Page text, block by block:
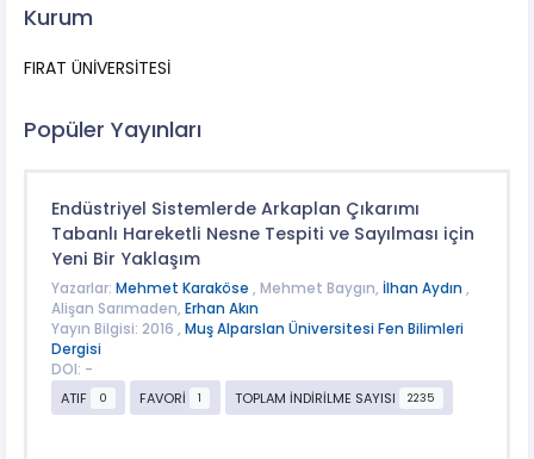
Kurum
FIRAT ÜNİVERSİTESİ
Popüler Yayınları
Endüstriyel Sistemlerde Arkaplan Çıkarımı
Tabanlı Hareketli Nesne Tespiti ve Sayılması için
Yeni Bir Yaklaşım
Yazarlar: Mehmet Karaköse , Mehmet Baygın, İlhan Aydın ,
Alişan Sarımaden, Erhan Akın
Yayın Bilgisi: 2016 , Muş Alparslan Üniversitesi Fen Bilimleri
Dergisi
DOI: -
ATIF
0 FAVORİ 1 TOPLAM İNDİRİLME SAYISI 2235